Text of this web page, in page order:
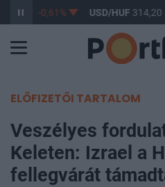
363,17 -0,61% USD/HUF 314,20
ELŐFIZETŐI TARTALOM
Veszélyes
Keleten: Izrael a
fellegvárát